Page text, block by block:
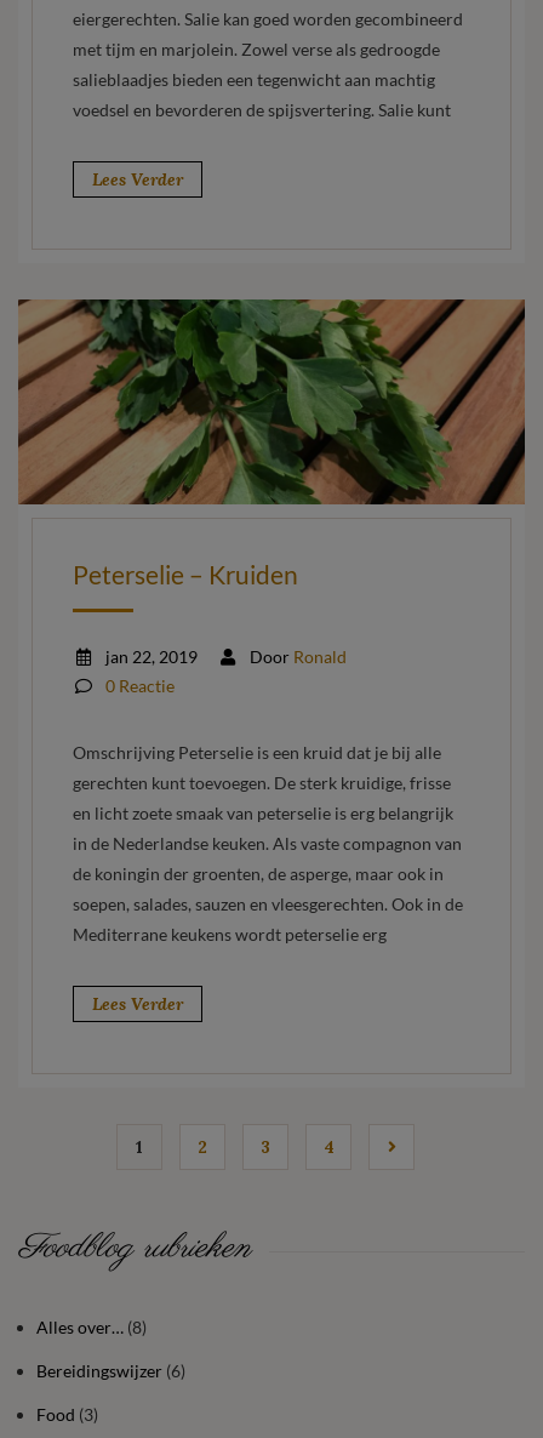
eiergerechten. Salie kan goed worden gecombineerd
met tijm en marjolein. Zowel verse als gedroogde
salieblaadjes bieden een tegenwicht aan machtig
voedsel en bevorderen de spijsvertering. Salie kunt
Lees Verder
Peterselie – Kruiden
jan 22, 2019 Door Ronald
0 Reactie
Omschrijving Peterselie is een kruid dat je bij alle
gerechten kunt toevoegen. De sterk kruidige, frisse
en licht zoete smaak van peterselie is erg belangrijk
in de Nederlandse keuken. Als vaste compagnon van
de koningin der groenten, de asperge, maar ook in
soepen, salades, sauzen en vleesgerechten. Ook in de
Mediterrane keukens wordt peterselie erg
Lees Verder
1 2 3 4
Foodblog rubrieken
Alles over… (8)
Bereidingswijzer (6)
Food (3)